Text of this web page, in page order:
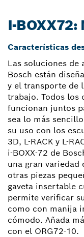
I-BOXX72:
Características
Las soluciones de
Bosch están
y el transporte de
trabajo. Todos los
funcionan juntos
sea lo más
su uso con los
3D, L-RACK y L-
i-BOXX-72 de
una gran
otras piezas
gaveta insertable
permite verificar
como con manija
cómodo. Añada
con el ORG72-10.